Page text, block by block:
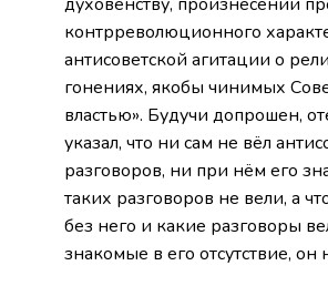
контрреволюционного
антисоветской агитации о
гонениях, якобы чинимых
властью». Будучи допрошен,
указал, что ни сам не вёл
разговоров, ни при нём его
таких разговоров не вели, а
без него и какие разговоры
знакомые в его отсутствие, он